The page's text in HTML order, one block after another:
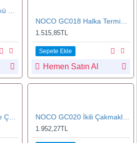
NOCO GC018 Halka Terminalli Akü Bağlantı Çakmaklık Soketi
1.515,85TL
Sepete Ekle
Hemen Satın Al
NOCO GC020 İkili Çakmaklık Çoğaltıcı Kablo
1.952,27TL